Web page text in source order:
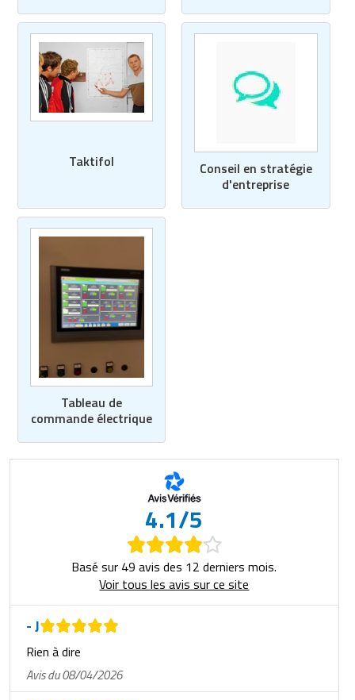
Matériel de musculation
Vêtement sportif
Rôtisserie professionnelle
Sautause professionnelle
Table de cuisson professionnelle
Vaisselle restaurant
Taktifol
Conseil en stratégie
d'entreprise
Tableau de
commande électrique
4.1/5
Basé sur 49 avis des 12 derniers mois.
Voir tous les avis sur ce site
- J
Rien à dire
Avis du 08/04/2026